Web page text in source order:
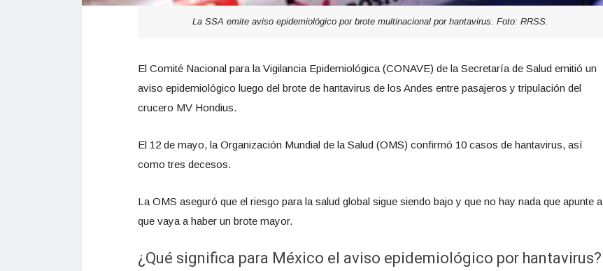
La SSA emite aviso epidemiológico por brote multinacional por hantavirus. Foto: RRSS.
El Comité Nacional para la Vigilancia Epidemiológica (CONAVE) de la Secretaría de Salud emitió un
aviso epidemiológico luego del brote de hantavirus de los Andes entre pasajeros y tripulación del
crucero MV Hondius.
El 12 de mayo, la Organización Mundial de la Salud (OMS) confirmó 10 casos de hantavirus, así
como tres decesos.
La OMS aseguró que el riesgo para la salud global sigue siendo bajo y que no hay nada que apunte a
que vaya a haber un brote mayor.
¿Qué significa para México el aviso epidemiológico por hantavirus?